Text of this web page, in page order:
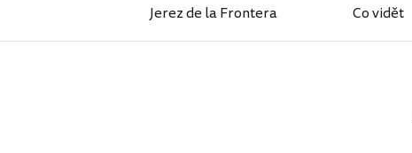
Jerez de la Frontera Co vidět